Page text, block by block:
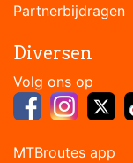
Partnerbijdragen
Diversen
Volg
MTBroutes